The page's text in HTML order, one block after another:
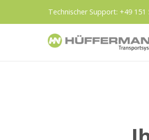
Technischer Support: +49 151